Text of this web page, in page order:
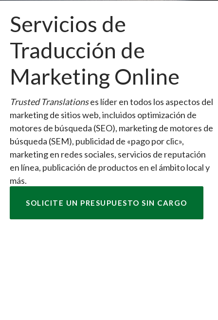
Servicios de
Traducción de
Marketing Online
Trusted Translationses líder en todos los aspectos del
marketing de sitios web, incluidos optimización de
motores de búsqueda (SEO), marketing de motores de
búsqueda (SEM), publicidad de «pago por clic»,
marketing en redes sociales, servicios de reputación
en línea, publicación de productos en el ámbito local y
más.
SOLICITE UN PRESUPUESTO SIN CARGO